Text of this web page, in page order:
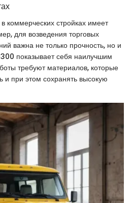
коммерческих стройках имеет
для возведения торговых
важна не только прочность, но и
показывает себя наилучшим
требуют материалов, которые
и при этом сохранять высокую